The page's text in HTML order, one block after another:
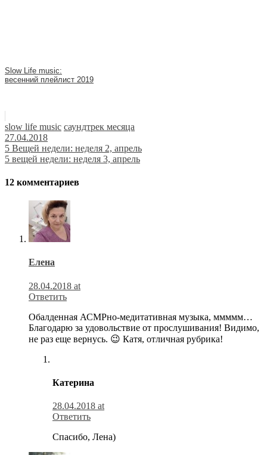
Slow Life music:
весенний плейлист 2019
slow life music саундтрек месяца
27.04.2018
Навигация
по
записям
5 Вещей недели: неделя 2, апрель
5 вещей недели: неделя 3, апрель
12 комментариев
Елена
28.04.2018 at
Ответить
Обалденная АСМРно-медитативная музыка, ммммм…
Благодарю за удовольствие от прослушивания! Видимо,
не раз еще вернусь. 😉 Катя, отличная рубрика!
Катерина
28.04.2018 at
Ответить
Спасибо, Лена)